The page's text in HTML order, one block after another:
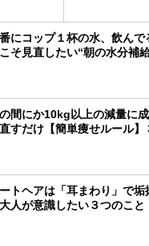
にコップ１杯の水、飲んで
こそ見直したい“朝の水分補
間にか10kg以上の減量に
すだけ【簡単痩せルール】
トヘアは「耳まわり」で
人が意識したい３つのこと